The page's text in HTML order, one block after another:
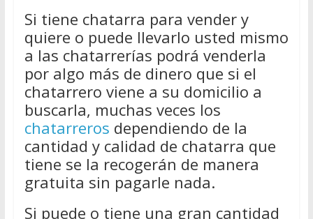
Si tiene chatarra para vender y
quiere o puede llevarlo usted mismo
a las chatarrerías podrá venderla
por algo más de dinero que si el
chatarrero viene a su domicilio a
buscarla, muchas veces los
chatarreros dependiendo de la
cantidad y calidad de chatarra que
tiene se la recogerán de manera
gratuita sin pagarle nada.
Si puede o tiene una gran cantidad